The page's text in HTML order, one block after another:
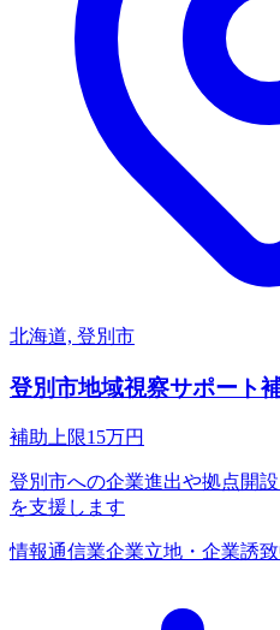
北海道, 登別市
登別市地域視察サポート
補助上限15万円
登別市への企業進出や拠点開
を支援します
情報通信業企業立地・企業誘致